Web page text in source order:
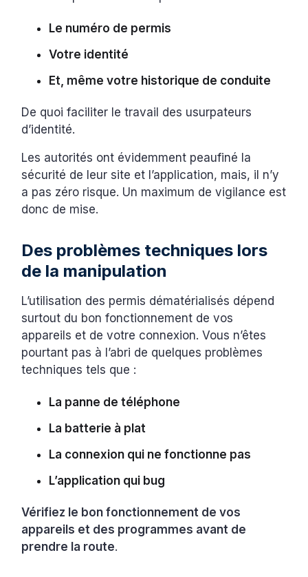
Le numéro de permis
Votre identité
Et, même votre historique de conduite
De quoi faciliter le travail des usurpateurs
d’identité.
Les autorités ont évidemment peaufiné la
sécurité de leur site et l’application, mais, il n’y
a pas zéro risque. Un maximum de vigilance est
donc de mise.
Des problèmes techniques lors
de la manipulation
L’utilisation des permis dématérialisés dépend
surtout du bon fonctionnement de vos
appareils et de votre connexion. Vous n’êtes
pourtant pas à l’abri de quelques problèmes
techniques tels que :
La panne de téléphone
La batterie à plat
La connexion qui ne fonctionne pas
L’application qui bug
Vérifiez le bon fonctionnement de vos
appareils et des programmes avant de
prendre la route.